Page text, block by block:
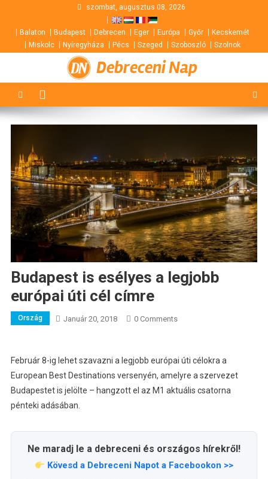
content
szombat, augusztus 08, 2026
Balaton Budapest Debrecen Eger Európa Győr
Kecskemét
Miskolc
Nyíregyháza Pécs Szeged Szoboszló Szolnok
Debreceni Nap
Budapest is esélyes a legjobb
európai úti cél címre
Ország Január 20, 2018 0 Comments
Február 8-ig lehet szavazni a legjobb európai úti célokra a
European Best Destinations versenyén, amelyre a szervezet
Budapestet is jelölte – hangzott el az M1 aktuális csatorna
pénteki adásában.
Ne maradj le a debreceni és országos hírekről!
Kövesd a Debreceni Napot a Facebookon >>